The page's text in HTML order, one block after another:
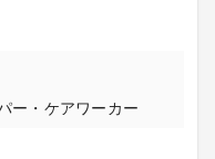
ー・ケアワーカー